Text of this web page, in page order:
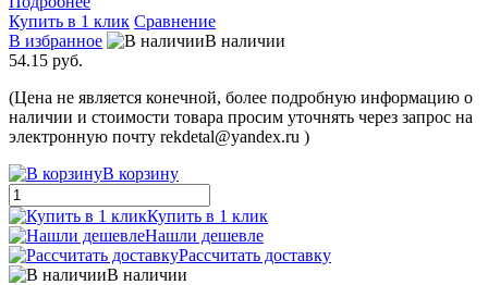
Купить в 1 клик Сравнение
В избранное
В наличии
54.15 руб.
(Цена не является конечной, более подробную информацию о
наличии и стоимости товара просим уточнять через запрос на
электронную почту rekdetal@yandex.ru )
В корзину
Купить в 1 клик
Нашли дешевле
Рассчитать доставку
В наличии